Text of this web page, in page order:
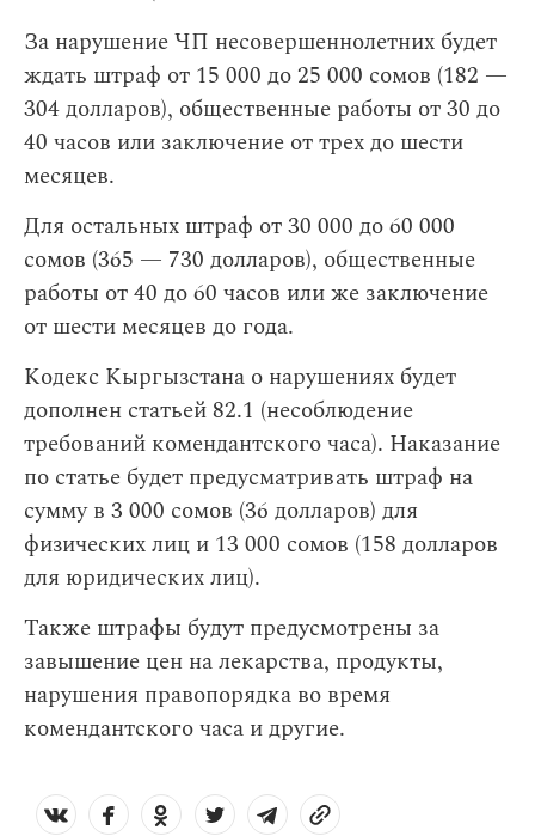
За нарушение ЧП несовершеннолетних будет
ждать штраф от 15 000 до 25 000 сомов (182 —
304 долларов), общественные работы от 30 до
40 часов или заключение от трех до шести
месяцев.
Для остальных штраф от 30 000 до 60 000
сомов (365 — 730 долларов), общественные
работы от 40 до 60 часов или же заключение
от шести месяцев до года.
Кодекс Кыргызстана о нарушениях будет
дополнен статьей 82.1 (несоблюдение
требований комендантского часа). Наказание
по статье будет предусматривать штраф на
сумму в 3 000 сомов (36 долларов) для
физических лиц и 13 000 сомов (158 долларов
для юридических лиц).
Также штрафы будут предусмотрены за
завышение цен на лекарства, продукты,
нарушения правопорядка во время
комендантского часа и другие.